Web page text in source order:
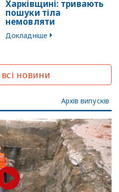
Харківщині: тривають
пошуки тіла
немовляти
Докладніше
новини
Архів випусків